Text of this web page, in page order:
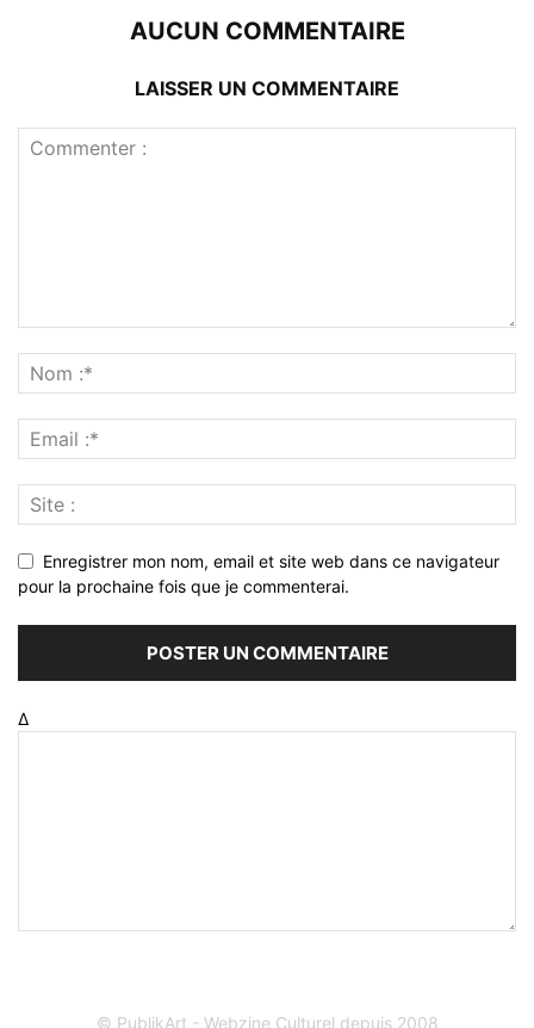
AUCUN COMMENTAIRE
LAISSER UN COMMENTAIRE
Enregistrer mon nom, email et site web dans ce navigateur
pour la prochaine fois que je commenterai.
Δ
© PublikArt - Webzine Culturel depuis 2008